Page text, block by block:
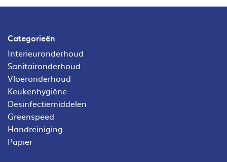
Categorieën
Interieuronderhoud
Sanitaironderhoud
Vloeronderhoud
Keukenhygiëne
Desinfectiemiddelen
Greenspeed
Handreiniging
Papier